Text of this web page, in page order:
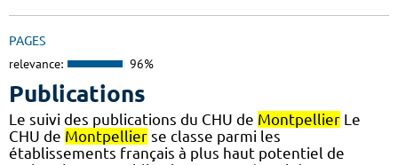
PAGES
relevance: 96%
Publications
Le suivi des publications du CHU de Montpellier Le
CHU de Montpellier se classe parmi les
établissements français à plus haut potentiel de